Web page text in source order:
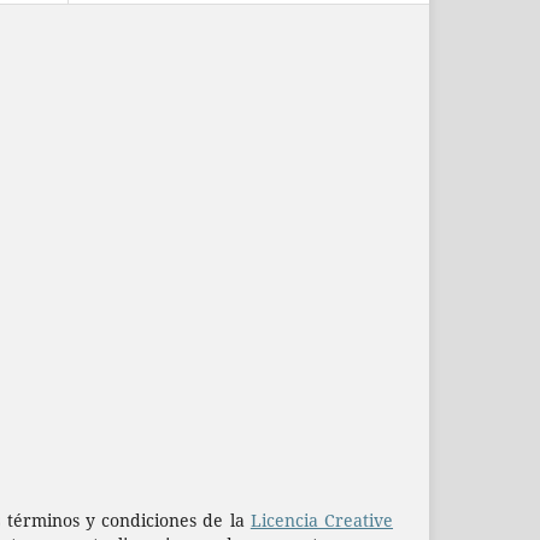
y condiciones de la Licencia Creative